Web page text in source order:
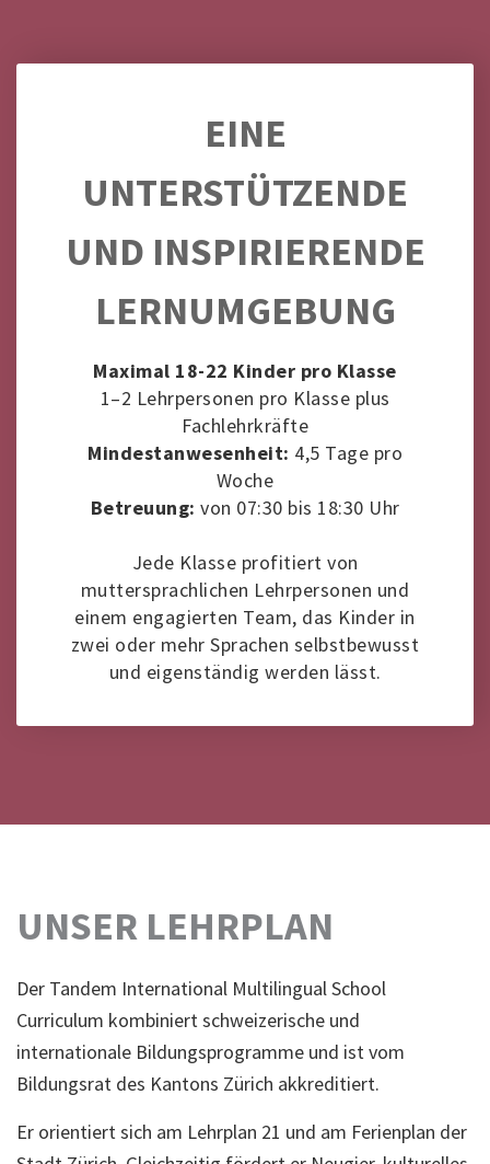
EINE
UNTERSTÜTZENDE
UND INSPIRIERENDE
LERNUMGEBUNG
Maximal 18-22 Kinder pro Klasse
1–2 Lehrpersonen pro Klasse plus
Fachlehrkräfte
Mindestanwesenheit: 4,5 Tage pro
Woche
Betreuung: von 07:30 bis 18:30 Uhr
Jede Klasse profitiert von
muttersprachlichen Lehrpersonen und
einem engagierten Team, das Kinder in
zwei oder mehr Sprachen selbstbewusst
und eigenständig werden lässt.
UNSER LEHRPLAN
Der Tandem International Multilingual School
Curriculum kombiniert schweizerische und
internationale Bildungsprogramme und ist vom
Bildungsrat des Kantons Zürich akkreditiert.
Er orientiert sich am Lehrplan 21 und am Ferienplan der